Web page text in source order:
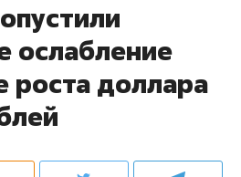
ослабление
роста доллара